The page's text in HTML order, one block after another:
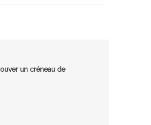
un créneau de